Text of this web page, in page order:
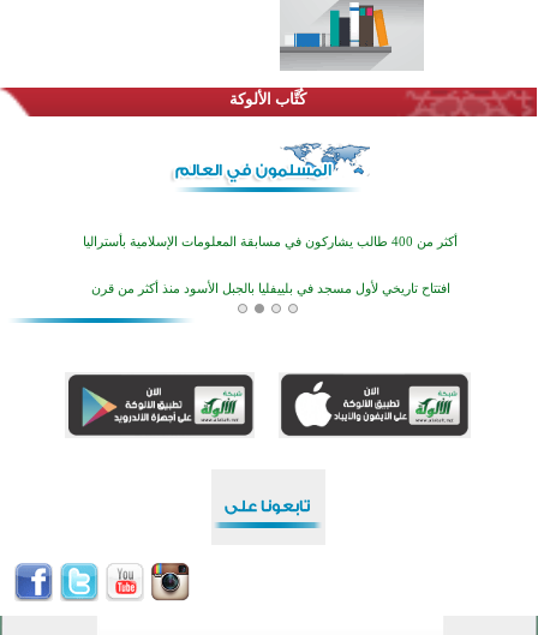
كُتَّاب الألوكة
اختتام الدورة التاسعة لمسابقة حفظ وتلاوة القرآن الكريم في أزناكاييف
تيسليتش تختتم برنامجا تعليميا لتعزيز القيم وبناء الشخصية للشباب المسلمين
اختتام منافسات قرآنية متميزة في بنغلاديش بمشاركة 3000 متسابق
أكبر مشروع إسلامي في ريف أستراليا يفتتح أبوابه بعد سنوات من العمل والعطاء
اختتام الدورة التاسعة لمسابقة حفظ وتلاوة القرآن الكريم في أزناكاييف